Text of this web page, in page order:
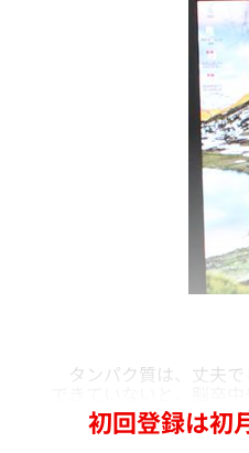
タンパク質は、丈夫
初回登録は初